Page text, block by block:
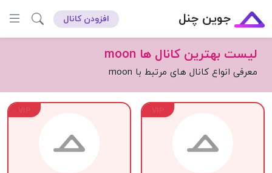
جوین چنل افزودن کانال
لیست بهترین کانال ها moon
معرفی انواع کانال های مرتبط با moon